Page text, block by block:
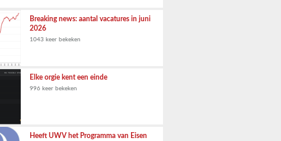
Breaking news: aantal vacatures in juni
2026
1043 keer bekeken
Elke orgie kent een einde
996 keer bekeken
Heeft UWV het Programma van Eisen